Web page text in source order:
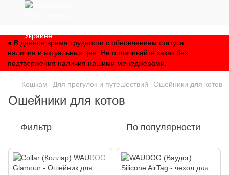
● В данное время трудности с обновлением статуса
наличия и актуальных цен. Не оплачивайте заказ без
подтвержения наличия нашими менеджерами.
Кошкам Для прогулок и путешествий Ошейники для котов
Ошейники для котов
Фильтр По популярности